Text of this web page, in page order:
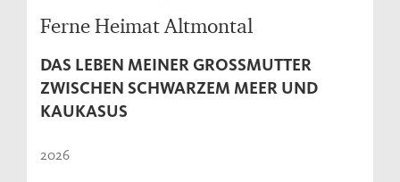
Ferne Heimat Altmontal
DAS LEBEN MEINER GROSSMUTTER Z
WISCHEN SCHWARZEM MEER UND K
AUKASUS
2026